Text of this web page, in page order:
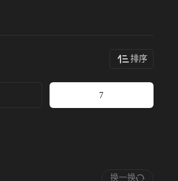
排序
7
换一换